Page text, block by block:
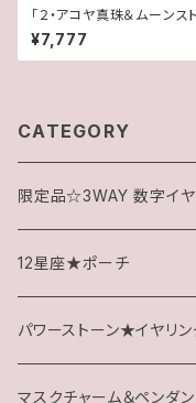
「２・アコヤ真珠＆ムーンス
ン・水晶」【3WAY 数字イヤ
グ＆ピアス】
¥7,777
CATEGORY
限定品☆3WAY 数字イヤ
12星座★ポーチ
パワーストーン★イヤリン
マスクチャーム＆ペンダン